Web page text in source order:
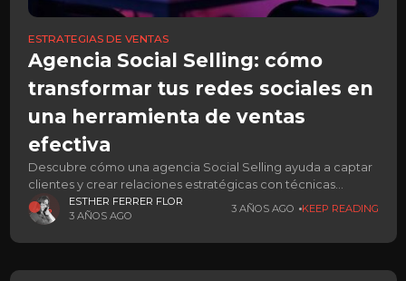
ESTRATEGIAS DE VENTAS
Agencia Social Selling: cómo
transformar tus redes sociales en
una herramienta de ventas
efectiva
Descubre cómo una agencia Social Selling ayuda a captar
clientes y crear relaciones estratégicas con técnicas
digitales.ESTHER FERRER FLOR
3 AÑOS AGO
3 AÑOS AGO KEEP READING